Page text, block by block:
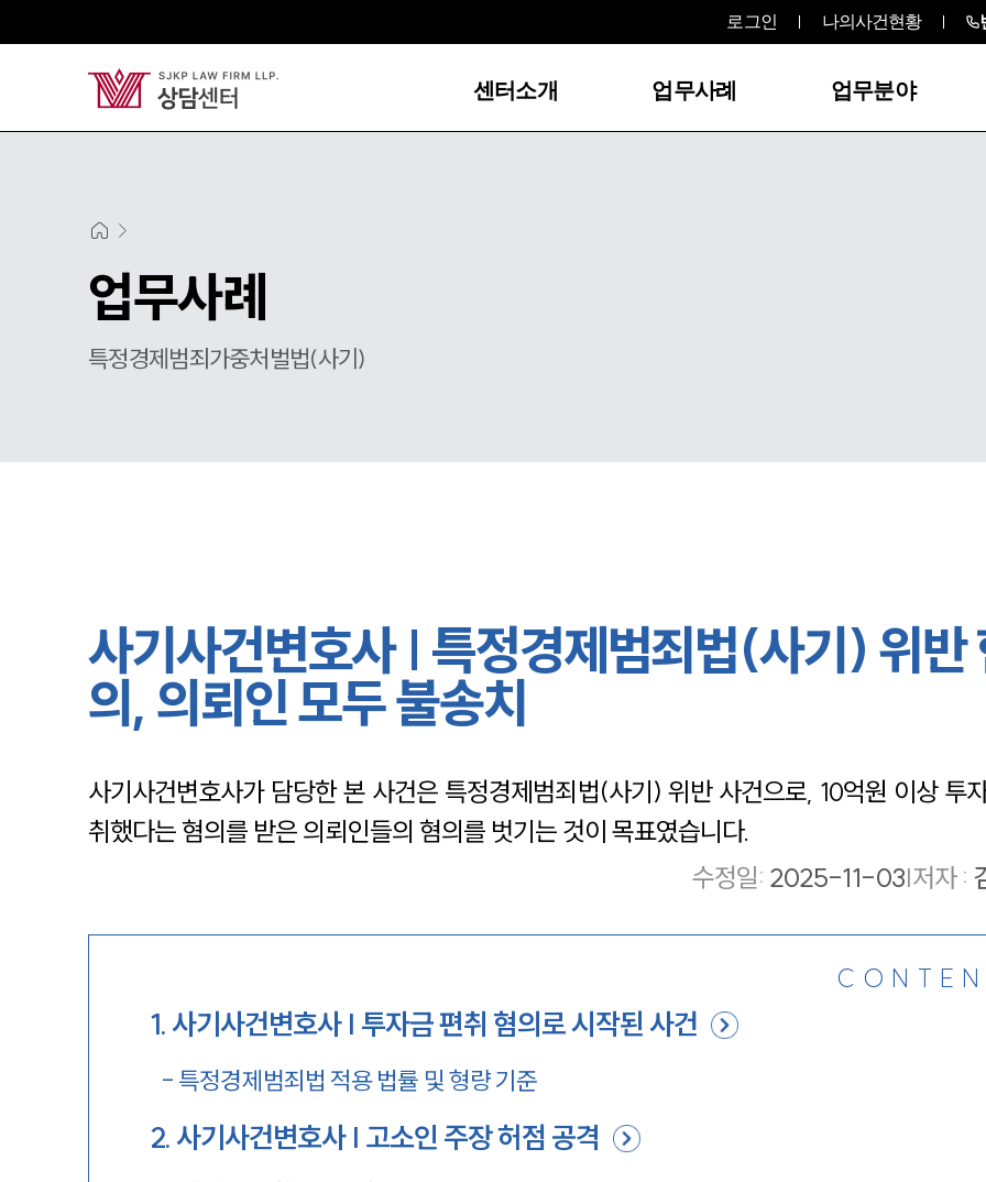
로그인 나의사건현황
센터소개 업무사례 업무분야
업무사례
특정경제범죄가중처벌법(사기)
사기사건변호사 | 특정경제범죄법(사기) 위반
의, 의뢰인 모두 불송치
사기사건변호사가 담당한 본 사건은 특정경제범죄법(사기) 위반 사건으로, 10억원 이상 투
취했다는 혐의를 받은 의뢰인들의 혐의를 벗기는 것이 목표였습니다.
수정일: 2025-11-03|저자 :
1. 사기사건변호사 | 투자금 편취 혐의로 시작된 사건
- 특정경제범죄법 적용 법률 및 형량 기준
2. 사기사건변호사 | 고소인 주장 허점 공격